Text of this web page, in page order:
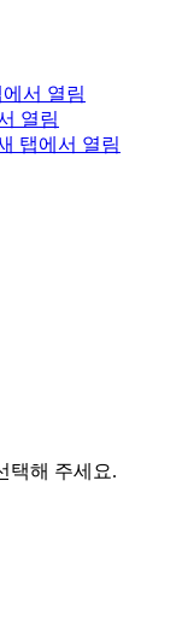
서 열림
열림
탭에서 열림
택해 주세요.